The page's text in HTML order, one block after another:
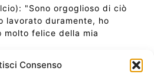
Consenso
"Sono orgoglioso di ciò
lavorato duramente, ho
felice della mia